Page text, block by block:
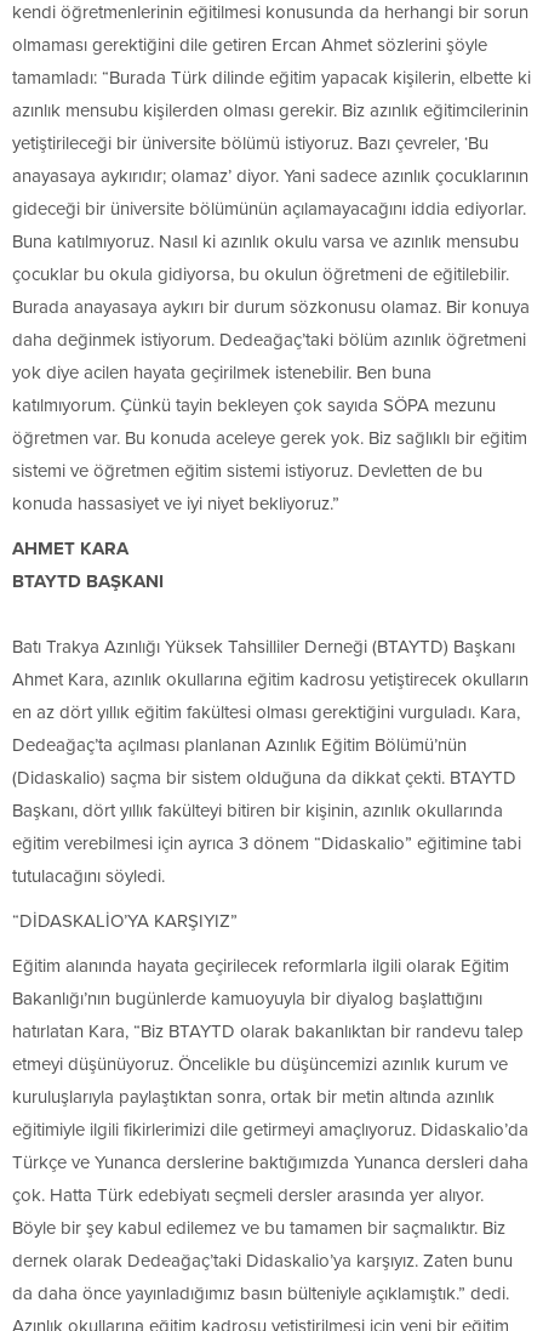
kendi öğretmenlerinin eğitilmesi konusunda da herhangi bir sorun
olmaması gerektiğini dile getiren Ercan Ahmet sözlerini şöyle
tamamladı: “Burada Türk dilinde eğitim yapacak kişilerin, elbette ki
azınlık mensubu kişilerden olması gerekir. Biz azınlık eğitimcilerinin
yetiştirileceği bir üniversite bölümü istiyoruz. Bazı çevreler, ‘Bu
anayasaya aykırıdır; olamaz’ diyor. Yani sadece azınlık çocuklarının
gideceği bir üniversite bölümünün açılamayacağını iddia ediyorlar.
Buna katılmıyoruz. Nasıl ki azınlık okulu varsa ve azınlık mensubu
çocuklar bu okula gidiyorsa, bu okulun öğretmeni de eğitilebilir.
Burada anayasaya aykırı bir durum sözkonusu olamaz. Bir konuya
daha değinmek istiyorum. Dedeağaç’taki bölüm azınlık öğretmeni
yok diye acilen hayata geçirilmek istenebilir. Ben buna
katılmıyorum. Çünkü tayin bekleyen çok sayıda SÖPA mezunu
öğretmen var. Bu konuda aceleye gerek yok. Biz sağlıklı bir eğitim
sistemi ve öğretmen eğitim sistemi istiyoruz. Devletten de bu
konuda hassasiyet ve iyi niyet bekliyoruz.”
AHMET KARA
BTAYTD BAŞKANI
Batı Trakya Azınlığı Yüksek Tahsilliler Derneği (BTAYTD) Başkanı
Ahmet Kara, azınlık okullarına eğitim kadrosu yetiştirecek okulların
en az dört yıllık eğitim fakültesi olması gerektiğini vurguladı. Kara,
Dedeağaç’ta açılması planlanan Azınlık Eğitim Bölümü’nün
(Didaskalio) saçma bir sistem olduğuna da dikkat çekti. BTAYTD
Başkanı, dört yıllık fakülteyi bitiren bir kişinin, azınlık okullarında
eğitim verebilmesi için ayrıca 3 dönem “Didaskalio” eğitimine tabi
tutulacağını söyledi.
“DİDASKALİO’YA KARŞIYIZ”
Eğitim alanında hayata geçirilecek reformlarla ilgili olarak Eğitim
Bakanlığı’nın bugünlerde kamuoyuyla bir diyalog başlattığını
hatırlatan Kara, “Biz BTAYTD olarak bakanlıktan bir randevu talep
etmeyi düşünüyoruz. Öncelikle bu düşüncemizi azınlık kurum ve
kuruluşlarıyla paylaştıktan sonra, ortak bir metin altında azınlık
eğitimiyle ilgili fikirlerimizi dile getirmeyi amaçlıyoruz. Didaskalio’da
Türkçe ve Yunanca derslerine baktığımızda Yunanca dersleri daha
çok. Hatta Türk edebiyatı seçmeli dersler arasında yer alıyor.
Böyle bir şey kabul edilemez ve bu tamamen bir saçmalıktır. Biz
dernek olarak Dedeağaç’taki Didaskalio’ya karşıyız. Zaten bunu
da daha önce yayınladığımız basın bülteniyle açıklamıştık.” dedi.
Azınlık okullarına eğitim kadrosu yetiştirilmesi için yeni bir eğitim